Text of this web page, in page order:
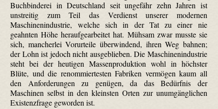
Buchbinderei in Deutschland seit ungefähr zehn Jahren ist
unstreitig zum Teil das Verdienst unserer modernen
Maschinenindustrie, welche sich in der Tat zu einer nie
geahnten Höhe heraufgearbeitet hat. Mühsam zwar musste sie
sich, mancherlei Vorurteile überwindend, ihren Weg bahnen;
der Lohn ist jedoch nicht ausgeblieben. Die Maschinenindustrie
steht bei der heutigen Massenproduktion wohl in höchster
Blüte, und die renommiertesten Fabriken vermögen kaum all
den Anforderungen zu genügen, da das Bedürfnis der
Maschinen selbst in den kleinsten Orten zur unumgänglichen
Existenzfrage geworden ist.